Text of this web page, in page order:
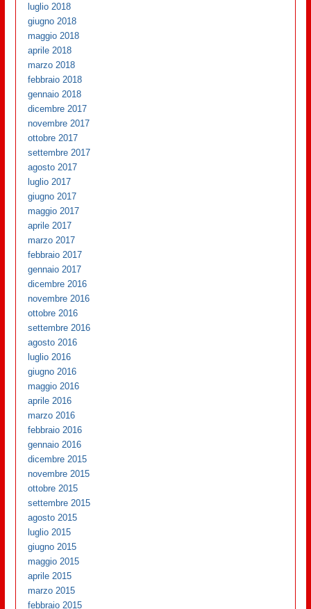
luglio 2018
giugno 2018
maggio 2018
aprile 2018
marzo 2018
febbraio 2018
gennaio 2018
dicembre 2017
novembre 2017
ottobre 2017
settembre 2017
agosto 2017
luglio 2017
giugno 2017
maggio 2017
aprile 2017
marzo 2017
febbraio 2017
gennaio 2017
dicembre 2016
novembre 2016
ottobre 2016
settembre 2016
agosto 2016
luglio 2016
giugno 2016
maggio 2016
aprile 2016
marzo 2016
febbraio 2016
gennaio 2016
dicembre 2015
novembre 2015
ottobre 2015
settembre 2015
agosto 2015
luglio 2015
giugno 2015
maggio 2015
aprile 2015
marzo 2015
febbraio 2015